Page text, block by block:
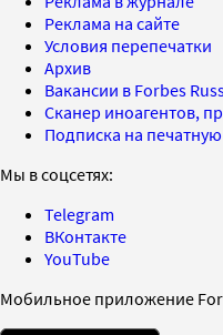
Реклама на сайте
Условия перепечатки
Архив
Вакансии в Forbes
Сканер иноагентов,
Подписка на
Мы в соцсетях:
Telegram
ВКонтакте
YouTube
Мобильное приложение